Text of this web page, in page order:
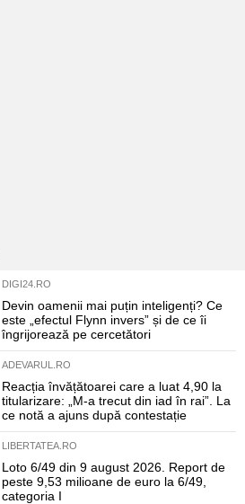
DIGI24.RO
Devin oamenii mai puțin inteligenți? Ce
este „efectul Flynn invers” și de ce îi
îngrijorează pe cercetători
ADEVARUL.RO
Reacția învățătoarei care a luat 4,90 la
titularizare: „M-a trecut din iad în rai”. La
ce notă a ajuns după contestație
LIBERTATEA.RO
Loto 6/49 din 9 august 2026. Report de
peste 9,53 milioane de euro la 6/49,
categoria I